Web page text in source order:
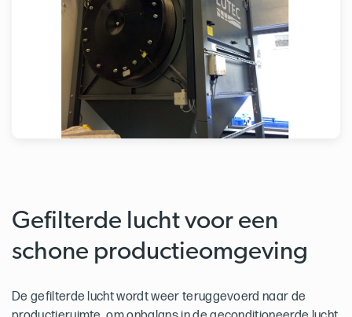
Gefilterde lucht voor een
schone productieomgeving
De gefilterde lucht wordt weer teruggevoerd naar de